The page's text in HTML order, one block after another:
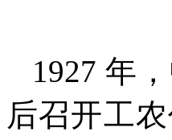
1927年
后召开工